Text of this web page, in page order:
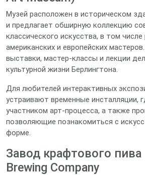
Музей расположен в историческом
и предлагает обширную коллекцию
классического искусства, в том
американских и европейских
выставки, мастер‑классы и лекции
культурной жизни Берлингтона.
Для любителей интерактивных
устраивают временные инсталляции,
участником арт‑процесса, а также
позволяющие познакомиться с
форме.
Завод крафтового пива
Brewing Company